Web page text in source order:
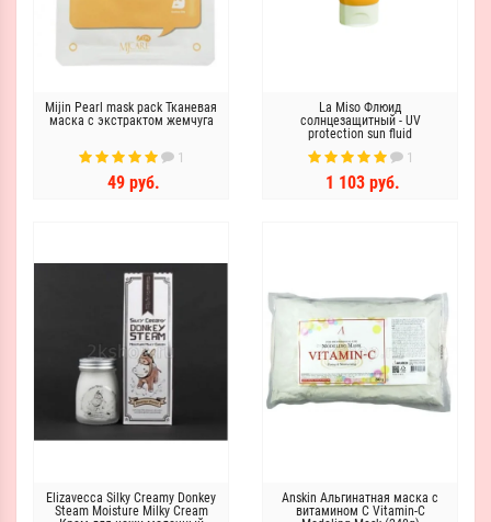
Mijin Pearl mask pack Тканевая
маска с экстрактом жемчуга
1
49 руб.
La Miso Флюид
солнцезащитный - UV
protection sun fluid
1
1 103 руб.
Elizavecca Silky Creamy Donkey
Steam Moisture Milky Cream
Anskin Альгинатная маска с
витамином С Vitamin-C